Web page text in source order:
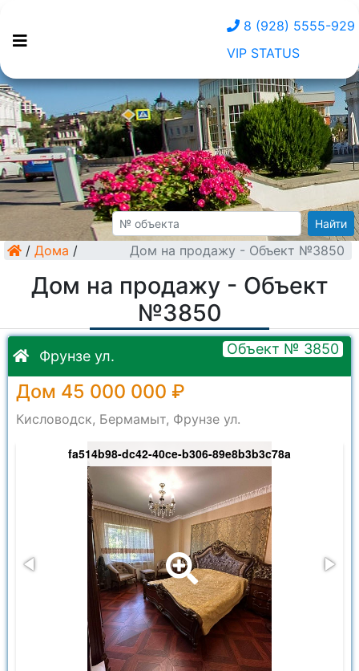
8 (928) 5555-929
VIP STATUS
Найти
/ Дома / Дом на продажу - Объект №3850
Дом на продажу - Объект
№3850
Фрунзе ул. Объект № 3850
Дом 45 000 000 ₽
Кисловодск, Бермамыт, Фрунзе ул.
fa514b98-dc42-40ce-b306-89e8b3b3c78a